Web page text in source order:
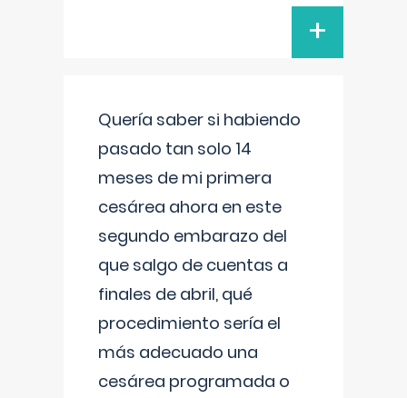
+
Quería saber si habiendo
pasado tan solo 14
meses de mi primera
cesárea ahora en este
segundo embarazo del
que salgo de cuentas a
finales de abril, qué
procedimiento sería el
más adecuado una
cesárea programada o